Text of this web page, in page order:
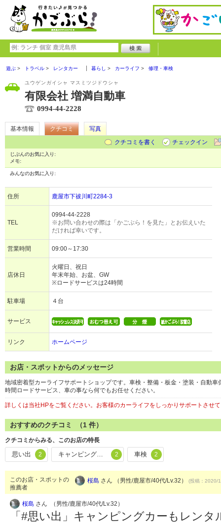
遊ぶ トラベル レンタカー 暮らし カーライフ 修理・車検
ユウゲンガイシャ マスミツジドウシャ
有限会社 増満自動車
0994-44-2228
基本情報 クチコミ
写真
クチコミを書く
チェックイン
じぶんのお気に入り:
メモ:
みんなのお気に入り:
住所 鹿屋市下祓川町2284-3
TEL
0994-44-2228
※お問い合わせの際は「かごぶら！を見た」とお伝えいた
だければ幸いです。
営業時間 09:00～17:30
店休日
火曜日、祝日
年末年始、お盆、GW
※ロードサービスは24時間
駐車場 ４台
サービス
リンク ホームページ
お店・スポットからのメッセージ
地域密着型カーライフサポートショップです。車検・整備・板金・塗装・自動
時間ロードサービス、車の事なら何でもお任せください。
詳しくは当社HPをご覧ください。お客様のカーライフをしっかりサポートさせ
おすすめのクチコミ （1 件）
クチコミからみる、このお店の特長
思い出 2 キャンピングカー 2 車検 2
このお店・スポットの
推薦者
桜島 さん （男性/鹿屋市/40代/Lv.32） (投稿：2020/
桜島 さん （男性/鹿屋市/40代/Lv.32）
「#思い出」キャンピングカーもレン